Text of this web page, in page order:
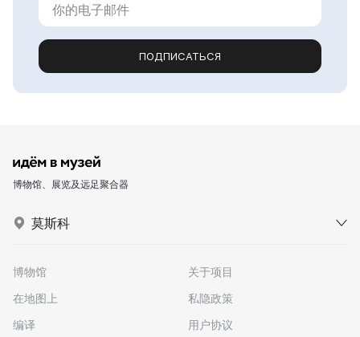
ПОДПИСАТЬСЯ
博物馆、展览及远足聚合器
莫斯科
博物馆
在地图上
编译
关于项目
私隐政策
用户协议